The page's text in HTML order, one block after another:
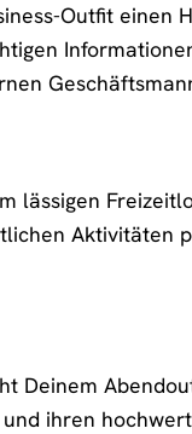
Outfit einen
lässigen
Aktivitäten
Deinem
ihren